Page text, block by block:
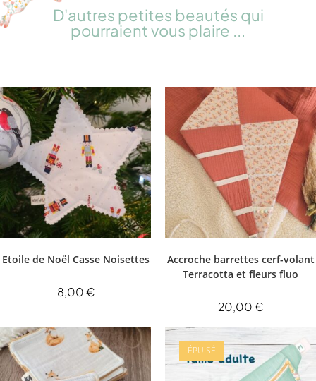
D'autres petites beautés qui
pourraient vous plaire ...
Etoile de Noël Casse Noisettes
8,00€
Accroche barrettes cerf-volant
Terracotta et fleurs fluo
20,00€
ÉPUISÉ